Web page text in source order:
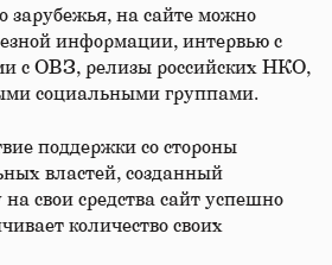
зарубежья, на сайте можно
информации, интервью с
с ОВЗ, релизы российских НКО,
социальными группами.
поддержки со стороны
властей, созданный
свои средства сайт успешно
количество своих